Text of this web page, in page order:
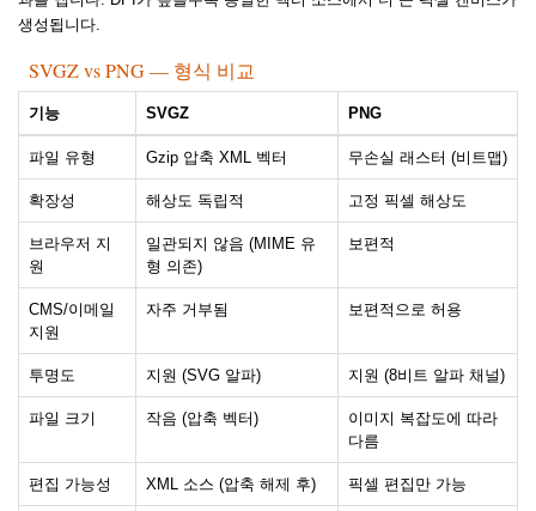
생성됩니다.
SVGZ vs PNG — 형식 비교
기능 SVGZ PNG
파일 유형 Gzip 압축 XML 벡터 무손실 래스터 (비트맵)
확장성 해상도 독립적 고정 픽셀 해상도
브라우저 지
원
일관되지 않음 (MIME 유
형 의존)
보편적
CMS/이메일
지원
자주 거부됨 보편적으로 허용
투명도 지원 (SVG 알파) 지원 (8비트 알파 채널)
파일 크기 작음 (압축 벡터)
이미지 복잡도에 따라
다름
편집 가능성 XML 소스 (압축 해제 후) 픽셀 편집만 가능